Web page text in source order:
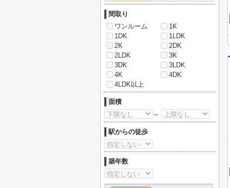
間取り
ワンルーム
1K
1DK
1LDK
2K
2DK
2LDK
3K
3DK
3LDK
4K
4DK
4LDK以上
面積
～
駅からの徒歩
築年数